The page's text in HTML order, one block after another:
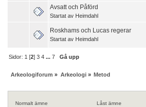
Avsatt och Påförd
Startat av Heimdahl
Roskhams och Lucas regerar
Startat av Heimdahl
Sidor: 1 [2]3 4 ...7 Gå upp
Arkeologiforum » Arkeologi» Metod
Normalt ämne
Låst ämne